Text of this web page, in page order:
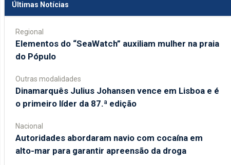
Últimas Notícias
Regional
​Elementos do “SeaWatch” auxiliam mulher na praia
do Pópulo
Outras modalidades
Dinamarquês Julius Johansen vence em Lisboa e é
o primeiro líder da 87.ª edição
Nacional
Autoridades abordaram navio com cocaína em
alto-mar para garantir apreensão da droga